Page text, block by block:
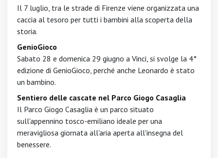
Il 7 luglio, tra le strade di Firenze viene organizzata una
caccia al tesoro per tutti i bambini alla scoperta della
storia.
GenioGioco
Sabato 28 e domenica 29 giugno a Vinci, si svolge la 4°
edizione di GenioGioco, perché anche Leonardo è stato
un bambino.
Sentiero delle cascate nel Parco Giogo Casaglia
Il Parco Giogo Casaglia è un parco situato
sull'appennino tosco-emiliano ideale per una
meravigliosa giornata all'aria aperta all'insegna del
benessere.